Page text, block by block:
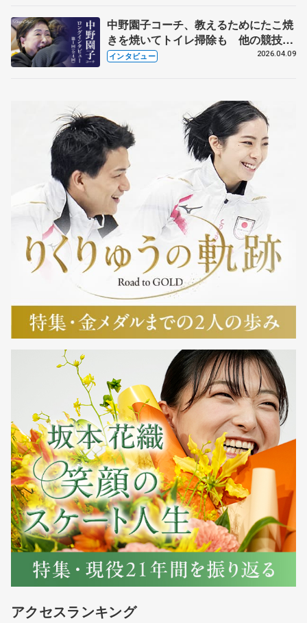
中野園子コーチ、教えるためにたこ焼
きを焼いてトイレ掃除も 他の競技に
も通用するという坂本花織の筋肉
インタビュー 2026.04.09
アクセスランキング